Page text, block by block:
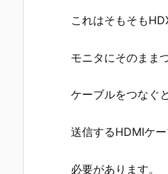
これはそもそも
モニタにそのまま
ケーブルをつなぐ
送信するHDMIケ
必要があります。